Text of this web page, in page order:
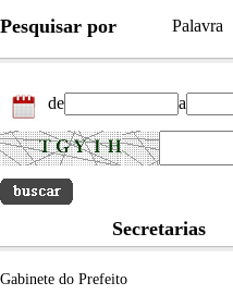
Pesquisar por Palavra
de a
Secretarias
Gabinete do Prefeito